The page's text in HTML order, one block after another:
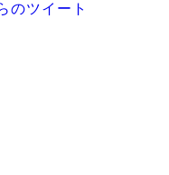
のツイート